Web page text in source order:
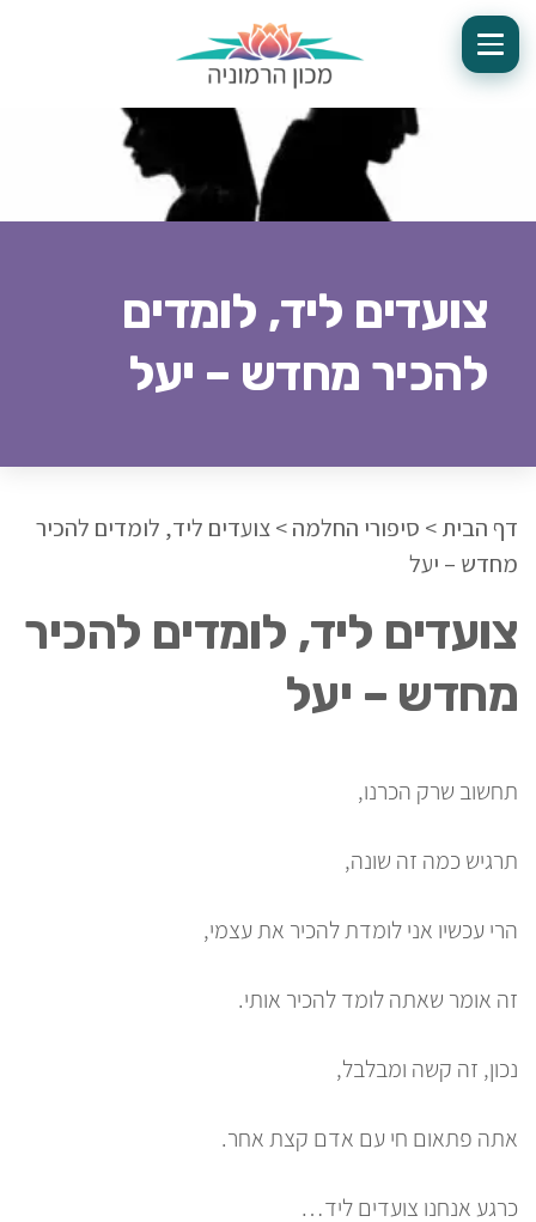
צועדים ליד, לומדים
להכיר מחדש – יעל
דף הבית> סיפורי החלמה>צועדים ליד, לומדים להכיר
מחדש – יעל
צועדים ליד, לומדים להכיר
מחדש – יעל
תחשוב שרק הכרנו,
תרגיש כמה זה שונה,
הרי עכשיו אני לומדת להכיר את עצמי,
זה אומר שאתה לומד להכיר אותי.
נכון, זה קשה ומבלבל,
אתה פתאום חי עם אדם קצת אחר.
כרגע אנחנו צועדים ליד…